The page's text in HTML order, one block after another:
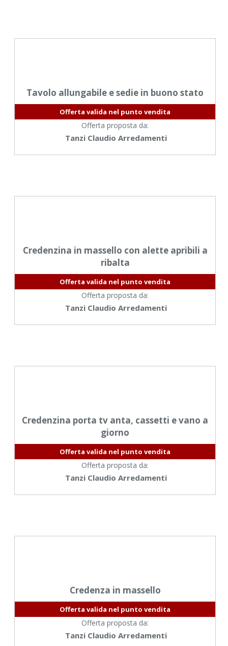
Tavolo allungabile e sedie in buono stato
Offerta valida nel punto vendita
Offerta proposta da:
Tanzi Claudio Arredamenti
Credenzina in massello con alette apribili a
ribalta
Offerta valida nel punto vendita
Offerta proposta da:
Tanzi Claudio Arredamenti
Credenzina porta tv anta, cassetti e vano a
giorno
Offerta valida nel punto vendita
Offerta proposta da:
Tanzi Claudio Arredamenti
Credenza in massello
Offerta valida nel punto vendita
Offerta proposta da:
Tanzi Claudio Arredamenti